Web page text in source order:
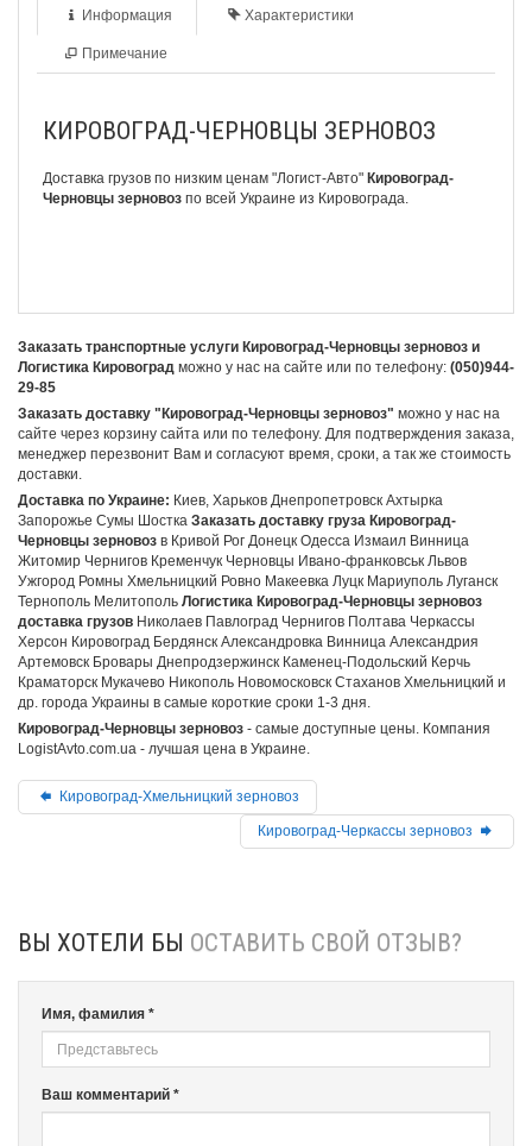
Информация Характеристики
Примечание
КИРОВОГРАД-ЧЕРНОВЦЫ ЗЕРНОВОЗ
Доставка грузов по низким ценам "Логист-Авто" Кировоград-
Черновцы зерновоз по всей Украине из Кировограда.
Заказать транспортные услуги Кировоград-Черновцы зерновоз и
Логистика Кировоград можно у нас на сайте или по телефону: (050)944-
29-85
Заказать доставку "Кировоград-Черновцы зерновоз" можно у нас на
сайте через корзину сайта или по телефону. Для подтверждения заказа,
менеджер перезвонит Вам и согласуют время, сроки, а так же стоимость
доставки.
Доставка по Украине: Киев, Харьков Днепропетровск Ахтырка
Запорожье Сумы Шостка Заказать доставку груза Кировоград-
Черновцы зерновоз в Кривой Рог Донецк Одесса Измаил Винница
Житомир Чернигов Кременчук Черновцы Ивано-франковськ Львов
Ужгород Ромны Хмельницкий Ровно Макеевка Луцк Мариуполь Луганск
Тернополь Мелитополь Логистика Кировоград-Черновцы зерновоз
доставка грузов Николаев Павлоград Чернигов Полтава Черкассы
Херсон Кировоград Бердянск Александровка Винница Александрия
Артемовск Бровары Днепродзержинск Каменец-Подольский Керчь
Краматорск Мукачево Никополь Новомосковск Стаханов Хмельницкий и
др. города Украины в самые короткие сроки 1-3 дня.
Кировоград-Черновцы зерновоз - самые доступные цены. Компания
LogistAvto.com.ua - лучшая цена в Украине.
Кировоград-Хмельницкий зерновоз
Кировоград-Черкассы зерновоз
ВЫ ХОТЕЛИ БЫ ОСТАВИТЬ СВОЙ ОТЗЫВ?
Имя, фамилия *
Ваш комментарий *